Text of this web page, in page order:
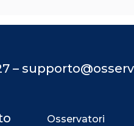
–
Osservatori